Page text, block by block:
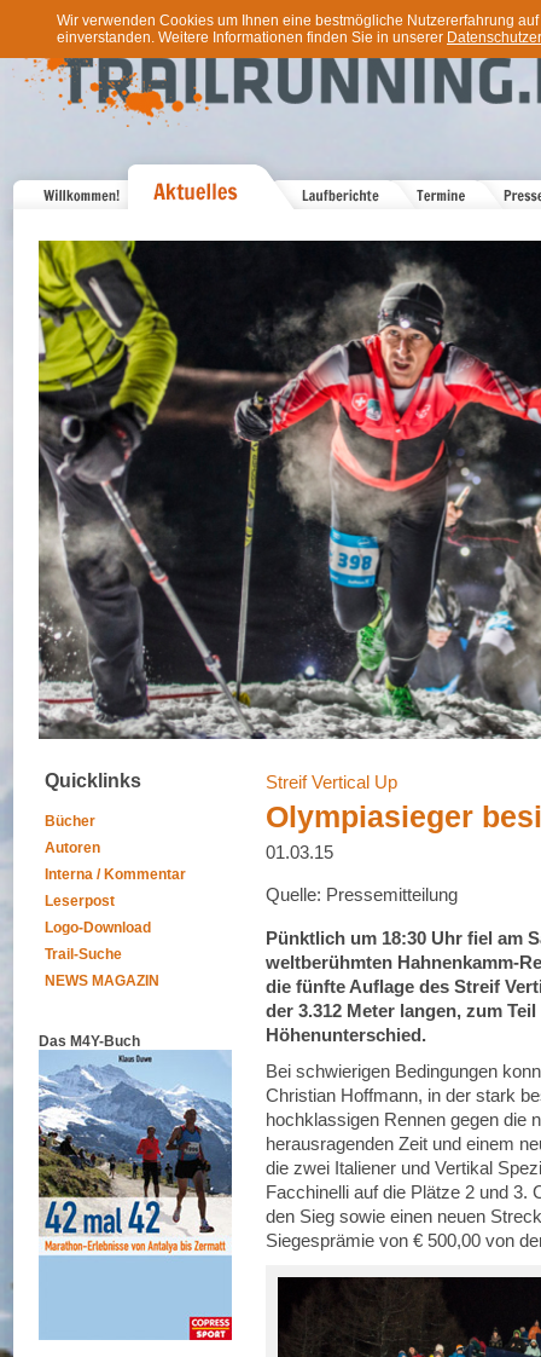
Wir verwenden Cookies um Ihnen eine bestmögliche Nutzererfahrung
einverstanden. Weitere Informationen finden Sie in unserer
Quicklinks
Bücher
Autoren
Interna / Kommentar
Leserpost
Logo-Download
Trail-Suche
NEWS MAGAZIN
Das M4Y-Buch
Streif Vertical Up
Olympiasieger
01.03.15
Quelle: Pressemitteilung
Pünktlich um 18:30 Uhr fiel am
weltberühmten Hahnenkamm-
die fünfte Auflage des Streif
der 3.312 Meter langen, zum
Höhenunterschied.
Bei schwierigen Bedingungen
Christian Hoffmann, in der stark
hochklassigen Rennen gegen die
herausragenden Zeit und einem
die zwei Italiener und Vertikal
Facchinelli auf die Plätze 2 und 3.
den Sieg sowie einen neuen
Siegesprämie von € 500,00 von